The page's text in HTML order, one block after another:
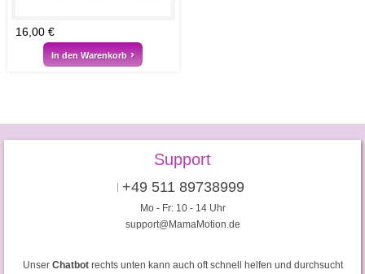
16,00 €
In den Warenkorb
Support
+49 511 89738999
Mo - Fr: 10 - 14 Uhr
support@MamaMotion.de
Unser Chatbotrechts unten kann auch oft schnell helfen und durchsucht